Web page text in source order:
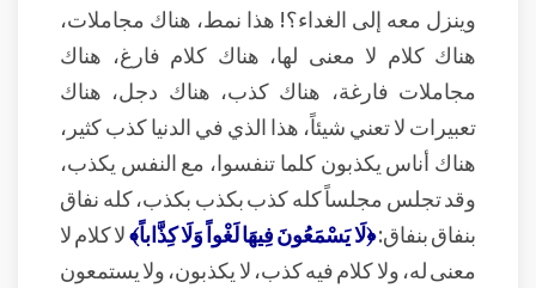
وينزل معه إلى الغداء؟! هذا نمط، هناك مجاملات،
هناك كلام لا معنى لها، هناك كلام فارغ، هناك
مجاملات فارغة، هناك كذب، هناك دجل، هناك
تعبيرات لا تعني شيئاً، هذا الذي في الدنيا كذب كثير،
هناك أناس يكذبون كلما تنفسوا، مع النفس يكذب،
وقد تجلس مجلساً كله كذب بكذب بكذب، كله نفاق
بنفاق بنفاق:﴿لَا يَسْمَعُونَ فِيهَا لَغْواً وَلَا كِذَّاباً﴾لا كلام لا
معنى له، ولا كلام فيه كذب، لا يكذبون، ولا يستمعون